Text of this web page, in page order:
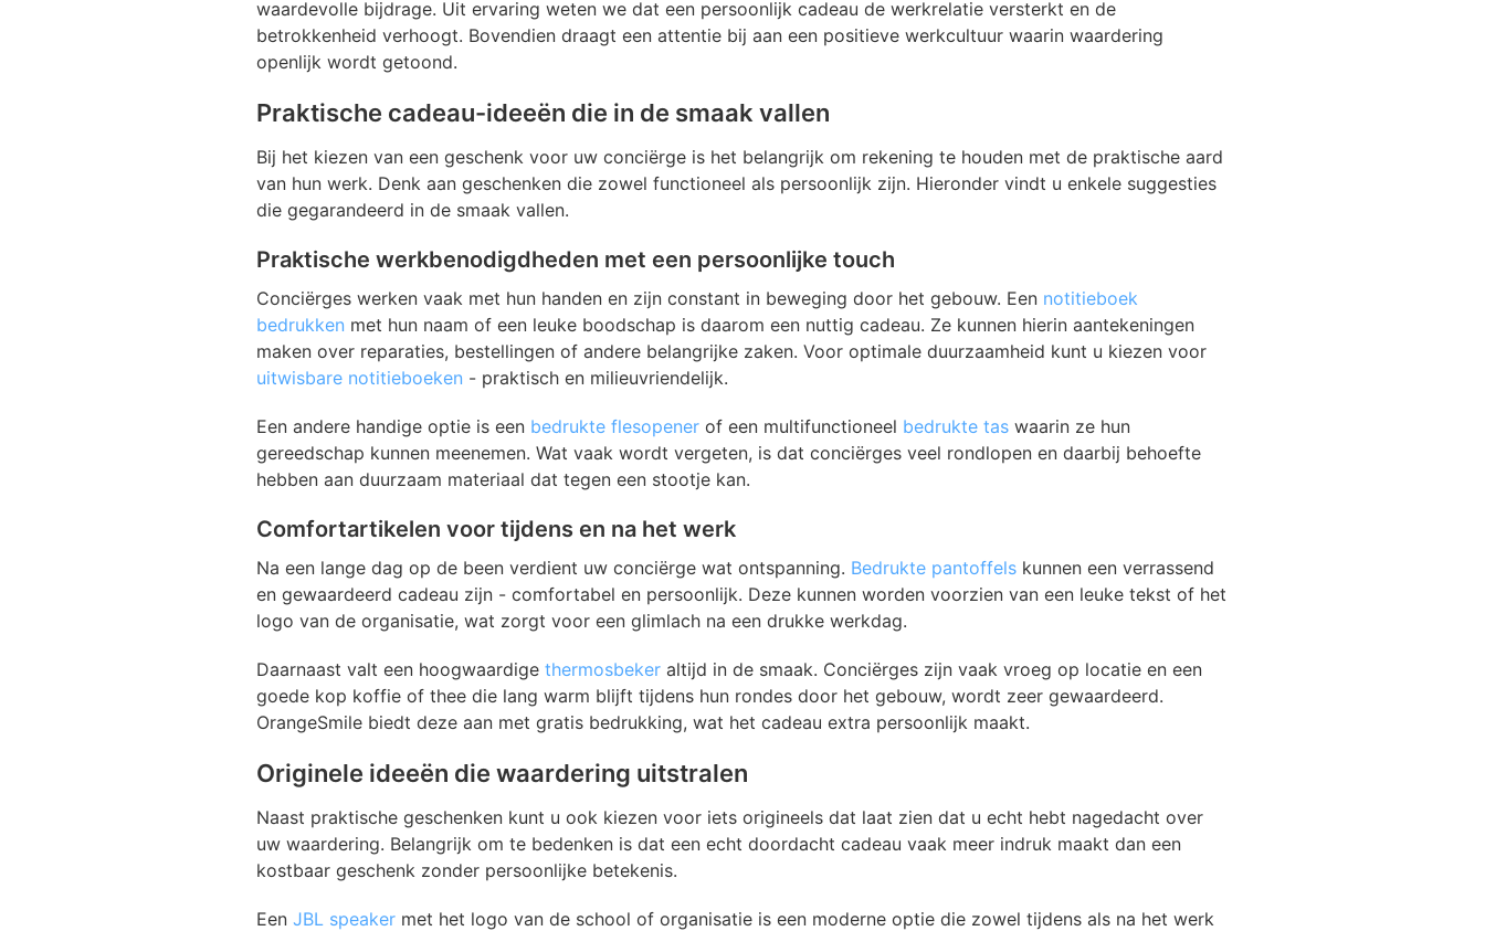
waardevolle bijdrage. Uit ervaring weten we dat een persoonlijk cadeau de werkrelatie versterkt en de
betrokkenheid verhoogt. Bovendien draagt een attentie bij aan een positieve werkcultuur waarin waardering
openlijk wordt getoond.
Praktische cadeau-ideeën die in de smaak vallen
Bij het kiezen van een geschenk voor uw conciërge is het belangrijk om rekening te houden met de praktische aard
van hun werk. Denk aan geschenken die zowel functioneel als persoonlijk zijn. Hieronder vindt u enkele suggesties
die gegarandeerd in de smaak vallen.
Praktische werkbenodigdheden met een persoonlijke touch
Conciërges werken vaak met hun handen en zijn constant in beweging door het gebouw. Een notitieboek
bedrukken met hun naam of een leuke boodschap is daarom een nuttig cadeau. Ze kunnen hierin aantekeningen
maken over reparaties, bestellingen of andere belangrijke zaken. Voor optimale duurzaamheid kunt u kiezen voor
uitwisbare notitieboeken - praktisch en milieuvriendelijk.
Een andere handige optie is een bedrukte flesopenerof een multifunctioneel bedrukte taswaarin ze hun
gereedschap kunnen meenemen. Wat vaak wordt vergeten, is dat conciërges veel rondlopen en daarbij behoefte
hebben aan duurzaam materiaal dat tegen een stootje kan.
Comfortartikelen voor tijdens en na het werk
Na een lange dag op de been verdient uw conciërge wat ontspanning. Bedrukte pantoffelskunnen een verrassend
en gewaardeerd cadeau zijn - comfortabel en persoonlijk. Deze kunnen worden voorzien van een leuke tekst of het
logo van de organisatie, wat zorgt voor een glimlach na een drukke werkdag.
Daarnaast valt een hoogwaardige thermosbekeraltijd in de smaak. Conciërges zijn vaak vroeg op locatie en een
goede kop koffie of thee die lang warm blijft tijdens hun rondes door het gebouw, wordt zeer gewaardeerd.
OrangeSmile biedt deze aan met gratis bedrukking, wat het cadeau extra persoonlijk maakt.
Originele ideeën die waardering uitstralen
Naast praktische geschenken kunt u ook kiezen voor iets origineels dat laat zien dat u echt hebt nagedacht over
uw waardering. Belangrijk om te bedenken is dat een echt doordacht cadeau vaak meer indruk maakt dan een
kostbaar geschenk zonder persoonlijke betekenis.
Een JBL speakermet het logo van de school of organisatie is een moderne optie die zowel tijdens als na het werk